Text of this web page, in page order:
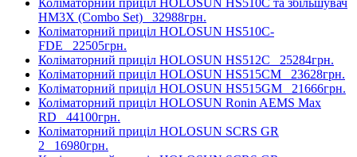
Коліматорний приціл HOLOSUN HS510C та збільшувач
HM3X (Combo Set) 32988грн.
Коліматорний приціл HOLOSUN HS510C-
FDE 22505грн.
Коліматорний приціл HOLOSUN HS512C 25284грн.
Коліматорний приціл HOLOSUN HS515CM 23628грн.
Коліматорний приціл HOLOSUN HS515GM 21666грн.
Коліматорний приціл HOLOSUN Ronin AEMS Max
RD 44100грн.
Коліматорний приціл HOLOSUN SCRS GR
2 16980грн.